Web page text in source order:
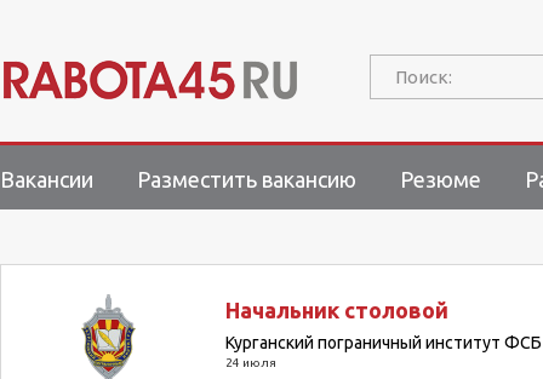
Поиск:
Вакансии Разместить вакансию Резюме
Начальник столовой
Курганский пограничный институт
24 июля